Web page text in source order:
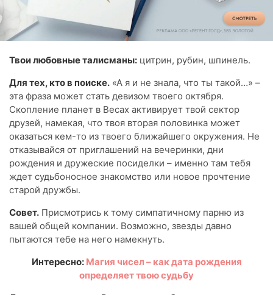
Твои любовные талисманы: цитрин, рубин, шпинель.
Для тех, кто в поиске. «А я и не знала, что ты такой…» –
эта фраза может стать девизом твоего октября.
Скопление планет в Весах активирует твой сектор
друзей, намекая, что твоя вторая половинка может
оказаться кем-то из твоего ближайшего окружения. Не
отказывайся от приглашений на вечеринки, дни
рождения и дружеские посиделки – именно там тебя
ждет судьбоносное знакомство или новое прочтение
старой дружбы.
Совет. Присмотрись к тому симпатичному парню из
вашей общей компании. Возможно, звезды давно
пытаются тебе на него намекнуть.
Интересно: Магия чисел – как дата рождения
определяет твою судьбу